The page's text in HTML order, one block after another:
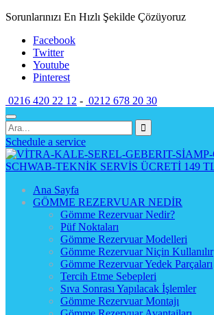
Sorunlarınızı En Hızlı Şekilde Çözüyoruz
Facebook
Twitter
Youtube
Pinterest
0216 420 22 12 - 0212 678 20 30
Schedule a service
Ana Sayfa
GÖMME REZERVUAR NEDİR
Gömme Rezervuar Nedir?
Püf Noktaları
Gömme Rezervuar Modelleri
Gömme Rezervuar Niçin Kullanılır
Gömme Rezervuar Yedek Parçaları
Tercih Etme Sebepleri
Sıva Sonrası Yapılacak İşlemler
Gömme Rezervuar Montajı